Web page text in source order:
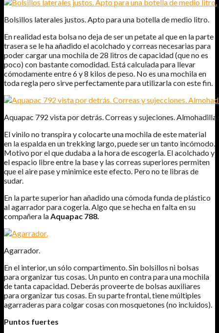
Bolsillos laterales justos. Apto para una botella de medio litro.
En realidad esta bolsa no deja de ser un petate al que en la parte
trasera se le ha añadido el acolchado y correas necesarias para
poder cargar una mochila de 28 litros de capacidad (que no es
poco) con bastante comodidad. Está calculada para llevar
cómodamente entre 6 y 8 kilos de peso. No es una mochila en
toda regla pero sirve perfectamente para utilizarla con este fin.
Aquapac 792 vista por detrás. Correas y sujeciones.
El vinilo no transpira y colocarte una mochila de este material
en la espalda en un trekking largo, puede ser un tanto incómodo.
Motivo por el que dudaba a la hora de escogerla. El acolchado y
el espacio libre entre la base y las correas superiores permiten
que el aire pase y minimice este efecto. Pero no te libras de
sudar.
En la parte superior han añadido una cómoda funda de plástico
al agarrador para cogerla. Algo que se hecha en falta en su
compañera la Aquapac 788.
Agarrador.
En el interior, un sólo compartimento. Sin bolsillos ni bolsas
para organizar tus cosas. Un punto en contra para una mochila
de tanta capacidad. Deberás proveerte de bolsas auxiliares
para organizar tus cosas. En su parte frontal, tiene múltiples
agarraderas para colgar cosas con mosquetones (no incluidos).
Puntos fuertes